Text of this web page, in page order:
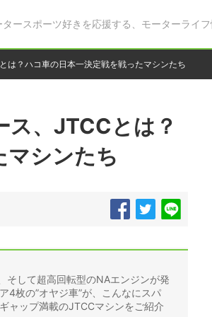
ースポーツ好きを応援する、モーターライフ
は？ハコ車の日本一決定戦を戦ったマシンたち
ス、JTCCとは？
マシンたち
そして超高回転型のNAエンジンが発
4枚の”オヤジ車”が、こんなにスパ
ャップ満載のJTCCマシンをご紹介